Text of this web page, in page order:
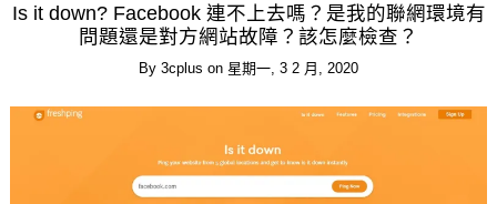
Is it down? Facebook 連不上去嗎？是我的聯網環境有
問題還是對方網站故障？該怎麼檢查？
By 3cplus on 星期一, 3 2 月, 2020